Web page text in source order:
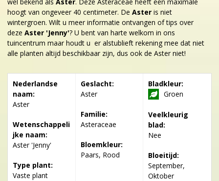
hoogt van ongeveer 40 centimeter. De Aster is niet
wintergroen. Wilt u meer informatie ontvangen of tips over
deze Aster 'Jenny'? U bent van harte welkom in ons
tuincentrum maar houdt u er alstublieft rekening mee dat niet
alle planten altijd beschikbaar zijn, dus ook de Aster niet!
Nederlandse
naam:
Aster
Wetenschappeli
jke naam:
Aster 'Jenny'
Type plant:
Vaste plant
Geslacht:
Aster
Familie:
Asteraceae
Bloemkleur:
Paars, Rood
Bladkleur:
Groen
Veelkleurig
blad:
Nee
Bloeitijd:
September,
Oktober